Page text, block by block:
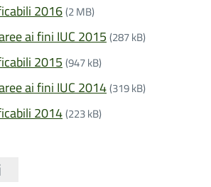
2016(2 MB)
ai fini IUC 2015 (287 kB)
2015 (947 kB)
ai fini IUC 2014(319 kB)
2014(223 kB)